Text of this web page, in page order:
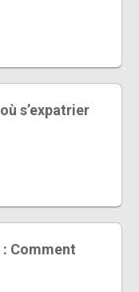
s’expatrier
Comment